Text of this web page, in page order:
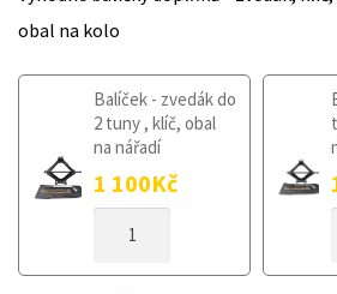
obal na kolo
Balíček - zvedák do
2 tuny , klíč, obal
na nářadí
1 100Kč
KOLO